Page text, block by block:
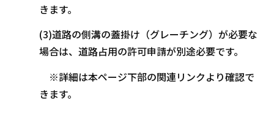
きます。
(3)道路の側溝の蓋掛け（グレーチング）が必要な
場合は、道路占用の許可申請が別途必要です。
※詳細は本ページ下部の関連リンクより確認で
きます。